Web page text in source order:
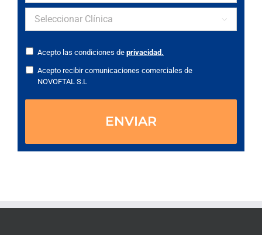

Acepto las condiciones de privacidad.
Acepto recibir comunicaciones comerciales de
NOVOFTAL S.L